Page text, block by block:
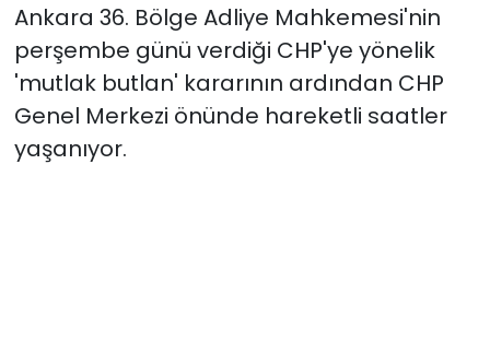
Ankara 36. Bölge Adliye Mahkemesi'nin
perşembe günü verdiği CHP'ye yönelik
'mutlak butlan' kararının ardından CHP
Genel Merkezi önünde hareketli saatler
yaşanıyor.